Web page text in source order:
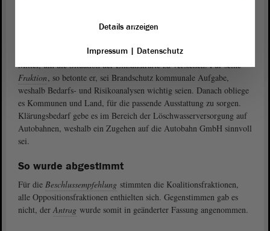
FDP: Kommunale Risikoanalysen sind wichtig
Guido Kosmehl (FDP)verteidigte dieAnhörung
Mittel, um die Situation der Einsatzkräfte zu verstehen. Für seine
Fraktion, so betonte er, sei Brandschutz kommunale Aufgabe,
weshalb Bedarfs- und Risikoanalysen wichtig seien. Danach obliege
es Kommunen und Land, für die passende Ausstattung zu sorgen.
Klärungsbedarf gebe es im Bereich der Löschwasserversorgung auf
Autobahnen, weshalb ein Zugehen auf die Autobahn GmbH sinnvoll
sei.
So wurde abgestimmt
Für die Beschlussempfehlung stimmten die Koalitionsfraktionen,
alle Oppositionsfraktionen enthielten sich. Gegenstimmen gab es
nicht, derAntrag wurde somit in geänderter Fassung angenommen.
Details anzeigen
Impressum| Datenschutz